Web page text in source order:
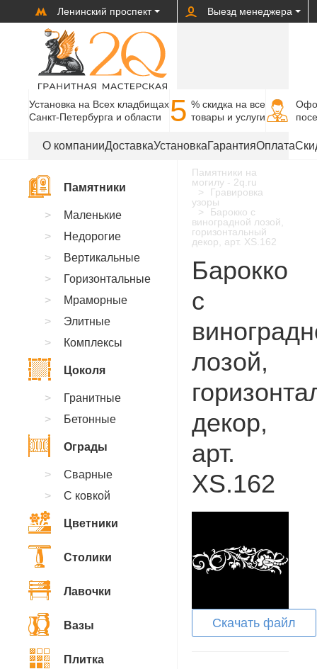
Ленинский проспект Выезд менеджера
Установка на Всех кладбищах
Санкт-Петербурга и области
5 % cкидка на все
товары и услуги
О компанииДоставкаУстановкаГарантияОплата
Памятники на
могилу - 2q.ru
Гравировка
узоры
Барокко с
виноградной лозой,
горизонтальный
декор, арт. XS.162
Барокко
с
лозой,
декор,
арт.
XS.162
Скачать файл
Памятники
Маленькие
Недорогие
Вертикальные
Горизонтальные
Мраморные
Элитные
Комплексы
Цоколя
Гранитные
Бетонные
Ограды
Сварные
С ковкой
Цветники
Столики
Лавочки
Вазы
Плитка